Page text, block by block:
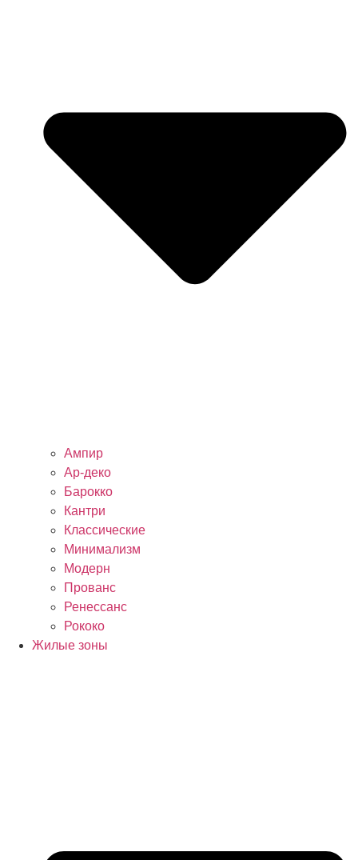
Ампир
Ар-деко
Барокко
Кантри
Классические
Минимализм
Модерн
Прованс
Ренессанс
Рококо
Жилые зоны